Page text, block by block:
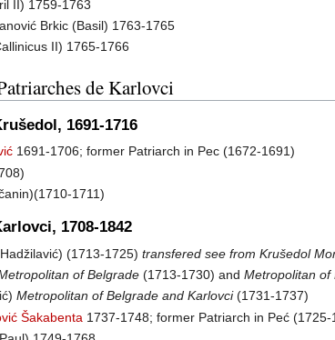
II) 1759-1763
Brkic (Basil) 1763-1765
II) 1765-1766
de Karlovci
1691-1716
1691-1706; former Patriarch in Pec (1672-1691)
1711)
1708-1842
(1713-1725)transfered see from Krušedol
of Belgrade (1713-1730) andMetropolitan of
Metropolitan of Belgrade and Karlovci(1731-1737)
Šakabenta 1737-1748; former Patriarch in Peć (1725-